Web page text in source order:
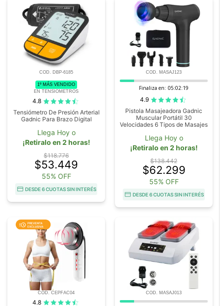
COD. DBP-6185
1º MÁS VENDIDO
EN TENSIOMETROS
4.8
Tensiómetro De Presión Arterial
Gadnic Para Brazo Digital
Llega Hoy o
¡Retiralo en 2 horas!
$118.776
$53.449
55% OFF
DESDE 6 CUOTAS SIN INTERÉS
COD. MASAJ123
Finaliza en: 05:02:18
4.9
Pistola Masajeadora Gadnic
Muscular Portátil 30
Velocidades 6 Tipos de Masajes
Llega Hoy o
¡Retiralo en 2 horas!
$138.442
$62.299
55% OFF
DESDE 6 CUOTAS SIN INTERÉS
COD. CEPFAC04
4.8
COD. MASAJ013